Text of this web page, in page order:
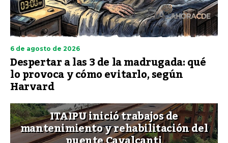
6 de agosto de 2026
Despertar a las 3 de la madrugada: qué
lo provoca y cómo evitarlo, según
Harvard
ITAIPU inició trabajos de
mantenimiento y rehabilitación del